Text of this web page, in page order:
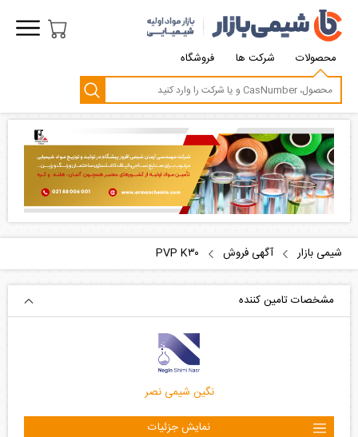
محصولات شرکت ها فروشگاه
شیمی بازار آگهی فروش PVP K۳۰
نگین شیمی نصر
نمایش جزئیات